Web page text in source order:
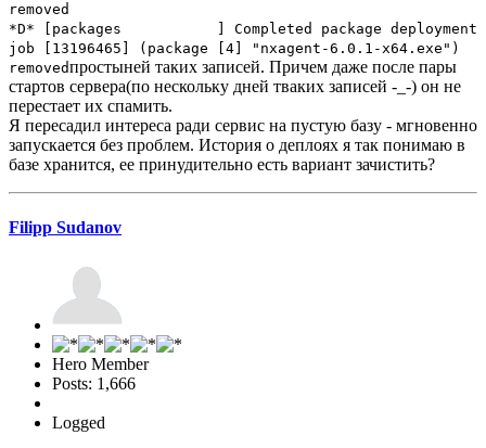
removed
*D* [packages ] Completed package deployment
job [13196465] (package [4] "nxagent-6.0.1-x64.exe")
removedпростыней таких записей. Причем даже после пары
стартов сервера(по нескольку дней тваких записей -_-) он не
перестает их спамить.
Я пересадил интереса ради сервис на пустую базу - мгновенно
запускается без проблем. История о деплоях я так понимаю в
базе хранится, ее принудительно есть вариант зачистить?
Filipp Sudanov
Hero Member
Posts: 1,666
Logged